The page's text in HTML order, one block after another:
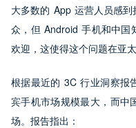
大多数的 App 运营人员感
众，但 Android 手机和中国
欢迎，这使得这个问题在亚
根据最近的 3C 行业洞察报
宾手机市场规模最大，而中
场。报告指出：